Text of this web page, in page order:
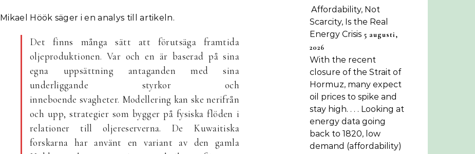
Mikael Höök säger i en analys till artikeln.
Det finns många sätt att förutsäga framtida
oljeproduktionen. Var och en är baserad på sina
egna uppsättning antaganden med sina
underliggande styrkor och
inneboende svagheter. Modellering kan ske nerifrån
och upp, strategier som bygger på fysiska flöden i
relationer till oljereserverna. De Kuwaitiska
forskarna har använt en variant av den gamla
Affordability, Not
Scarcity, Is the Real
Energy Crisis 5 augusti,
2026
With the recent
closure of the Strait of
Hormuz, many expect
oil prices to spike and
stay high. . . . Looking at
energy data going
back to 1820, low
demand (affordability)